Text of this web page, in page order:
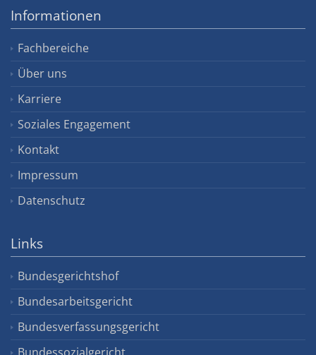
Informationen
Fachbereiche
Über uns
Karriere
Soziales Engagement
Kontakt
Impressum
Datenschutz
Links
Bundesgerichtshof
Bundesarbeitsgericht
Bundesverfassungsgericht